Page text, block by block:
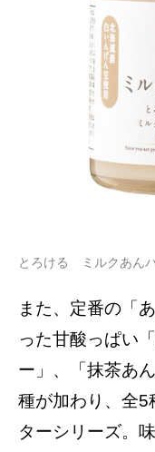
とろける ミルクあん
また、定番の「
った甘酸っぱい
ー」、「抹茶あ
種が加わり、全5
ターシリーズ。